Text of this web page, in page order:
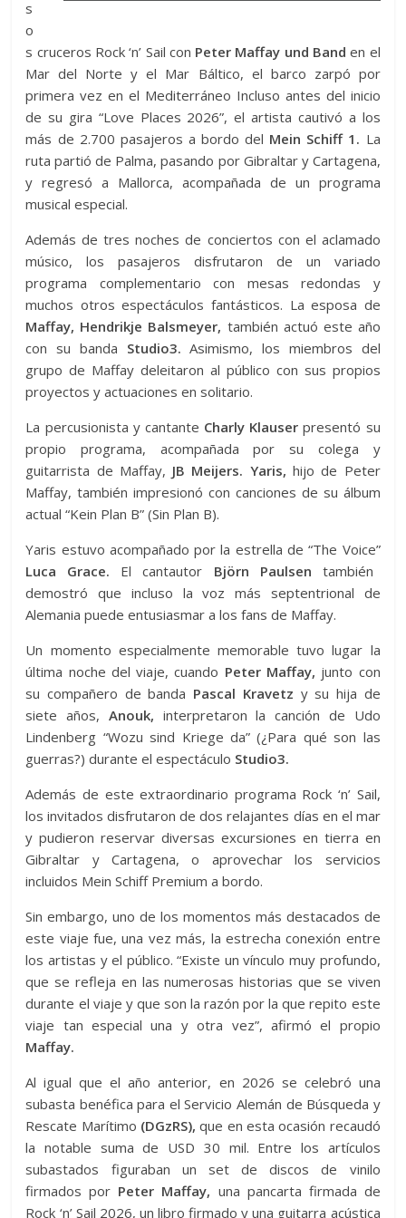
s
o
s cruceros Rock ‘n’ Sail con Peter Maffay und Band en el
Mar del Norte y el Mar Báltico, el barco zarpó por
primera vez en el Mediterráneo Incluso antes del inicio
de su gira “Love Places 2026”, el artista cautivó a los
más de 2.700 pasajeros a bordo del Mein Schiff 1. La
ruta partió de Palma, pasando por Gibraltar y Cartagena,
y regresó a Mallorca, acompañada de un programa
musical especial.
Además de tres noches de conciertos con el aclamado
músico, los pasajeros disfrutaron de un variado
programa complementario con mesas redondas y
muchos otros espectáculos fantásticos. La esposa de
Maffay, Hendrikje Balsmeyer, también actuó este año
con su banda Studio3. Asimismo, los miembros del
grupo de Maffay deleitaron al público con sus propios
proyectos y actuaciones en solitario.
La percusionista y cantante Charly Klauser presentó su
propio programa, acompañada por su colega y
guitarrista de Maffay, JB Meijers. Yaris, hijo de Peter
Maffay, también impresionó con canciones de su álbum
actual “Kein Plan B” (Sin Plan B).
Yaris estuvo acompañado por la estrella de “The Voice”
Luca Grace. El cantautor Björn Paulsen también
demostró que incluso la voz más septentrional de
Alemania puede entusiasmar a los fans de Maffay.
Un momento especialmente memorable tuvo lugar la
última noche del viaje, cuando Peter Maffay, junto con
su compañero de banda Pascal Kravetz y su hija de
siete años, Anouk, interpretaron la canción de Udo
Lindenberg “Wozu sind Kriege da” (¿Para qué son las
guerras?) durante el espectáculo Studio3.
Además de este extraordinario programa Rock ‘n’ Sail,
los invitados disfrutaron de dos relajantes días en el mar
y pudieron reservar diversas excursiones en tierra en
Gibraltar y Cartagena, o aprovechar los servicios
incluidos Mein Schiff Premium a bordo.
Sin embargo, uno de los momentos más destacados de
este viaje fue, una vez más, la estrecha conexión entre
los artistas y el público. “Existe un vínculo muy profundo,
que se refleja en las numerosas historias que se viven
durante el viaje y que son la razón por la que repito este
viaje tan especial una y otra vez”, afirmó el propio
Maffay.
Al igual que el año anterior, en 2026 se celebró una
subasta benéfica para el Servicio Alemán de Búsqueda y
Rescate Marítimo (DGzRS), que en esta ocasión recaudó
la notable suma de USD 30 mil. Entre los artículos
subastados figuraban un set de discos de vinilo
firmados por Peter Maffay, una pancarta firmada de
Rock ‘n’ Sail 2026, un libro firmado y una guitarra acústica